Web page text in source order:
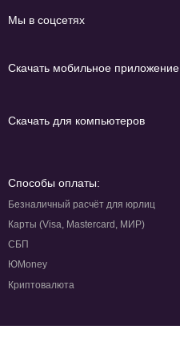
Мы в соцсетях
Скачать мобильное приложение
Скачать для компьютеров
Способы оплаты:
Безналичный расчёт для юрлиц
Карты (Visa, Mastercard, МИР)
СБП
ЮMoney
Криптовалюта